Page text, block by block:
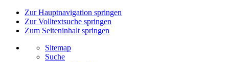
Zur Hauptnavigation springen
Zur Volltextsuche springen
Zum Seiteninhalt springen
Sitemap
Suche